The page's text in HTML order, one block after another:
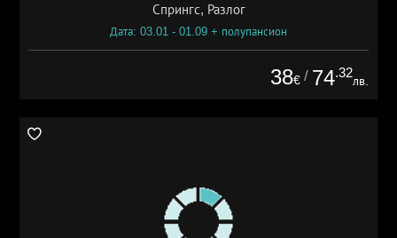
Спрингс, Разлог
Дата: 03.01 - 01.09 + полупансион
38€ / 74.32
лв.